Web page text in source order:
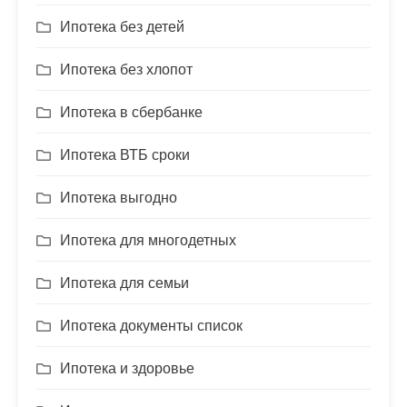
Ипотека без детей
Ипотека без хлопот
Ипотека в сбербанке
Ипотека ВТБ сроки
Ипотека выгодно
Ипотека для многодетных
Ипотека для семьи
Ипотека документы список
Ипотека и здоровье